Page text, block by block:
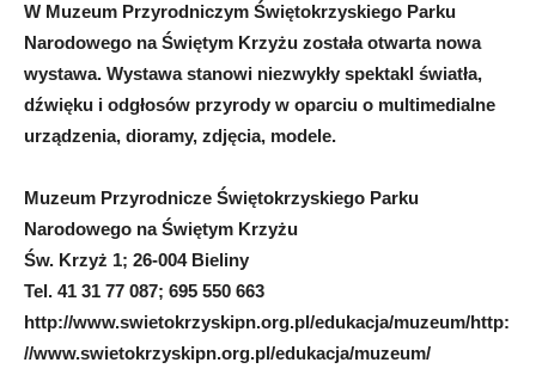
W Muzeum Przyrodniczym Świętokrzyskiego Parku
Narodowego na Świętym Krzyżu została otwarta nowa
wystawa. Wystawa stanowi niezwykły spektakl światła,
dźwięku i odgłosów przyrody w oparciu o multimedialne
urządzenia, dioramy, zdjęcia, modele.
Muzeum Przyrodnicze Świętokrzyskiego Parku
Narodowego na Świętym Krzyżu
Św. Krzyż 1; 26-004 Bieliny
Tel. 41 31 77 087; 695 550 663
http://www.swietokrzyskipn.org.pl/edukacja/muzeum/http:
//www.swietokrzyskipn.org.pl/edukacja/muzeum/